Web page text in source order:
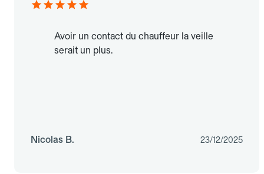
Avoir un contact du chauffeur la veille
serait un plus.
Nicolas B. 23/12/2025